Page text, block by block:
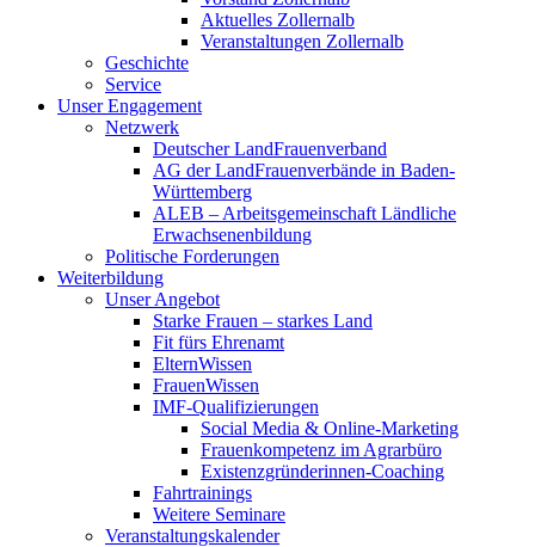
Aktuelles Zollernalb
Veranstaltungen Zollernalb
Geschichte
Service
Unser Engagement
Netzwerk
Deutscher LandFrauenverband
AG der LandFrauenverbände in Baden-
Württemberg
ALEB – Arbeitsgemeinschaft Ländliche
Erwachsenenbildung
Politische Forderungen
Weiterbildung
Unser Angebot
Starke Frauen – starkes Land
Fit fürs Ehrenamt
ElternWissen
FrauenWissen
IMF-Qualifizierungen
Social Media & Online-Marketing
Frauenkompetenz im Agrarbüro
Existenzgründerinnen-Coaching
Fahrtrainings
Weitere Seminare
Veranstaltungskalender